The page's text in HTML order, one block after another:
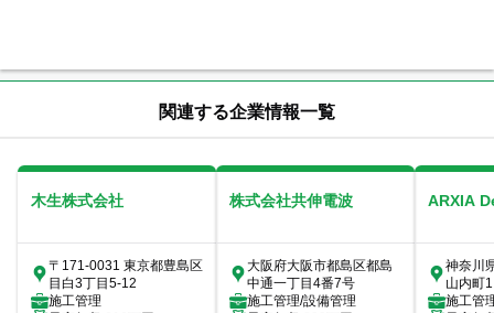
関連する企業情報一覧
木生株式会社
〒171-0031 東京都豊島区
目白3丁目5-12
施工管理
株式会社共伸電波
大阪府大阪市都島区都島
中通一丁目4番7号
施工管理/設備管理
ARXIA
神奈川
山内町
室
施工管